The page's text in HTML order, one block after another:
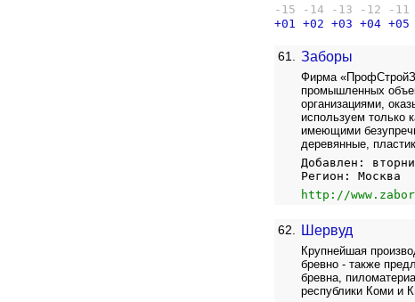
-15 -14 -13 -12 -11
+01 +02 +03 +04 +05
61. Заборы
Фирма
промышленных
организациями,
используем только
имеющими
деревянные,
Добавлен:
Регион: Москва
http://
62. Шервуд
Крупнейшая
бревно - также
бревна,
республики Коми и